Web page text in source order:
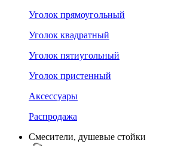
Уголок прямоугольный
Уголок квадратный
Уголок пятиугольный
Уголок пристенный
Аксессуары
Распродажа
Смесители, душевые стойки